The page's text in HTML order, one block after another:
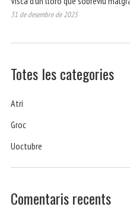
31 de desembre de 2025
Totes les categories
Atri
Groc
Uoctubre
Comentaris recents